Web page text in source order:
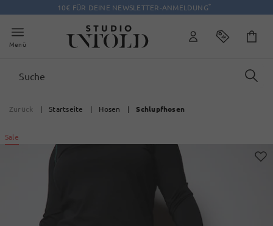
10€ FÜR DEINE NEWSLETTER-ANMELDUNG*
Menü
Zurück | Startseite | Hosen | Schlupfhosen
Sale